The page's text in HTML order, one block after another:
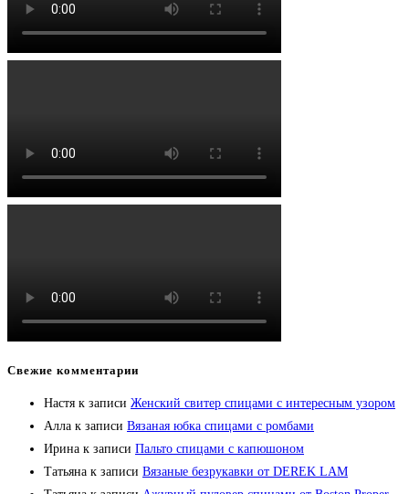
Свежие комментарии
Настя к записи Женский свитер спицами с интересным узором
Алла к записи Вязаная юбка спицами с ромбами
Ирина к записи Пальто спицами с капюшоном
Татьяна к записи Вязаные безрукавки от DEREK LAM